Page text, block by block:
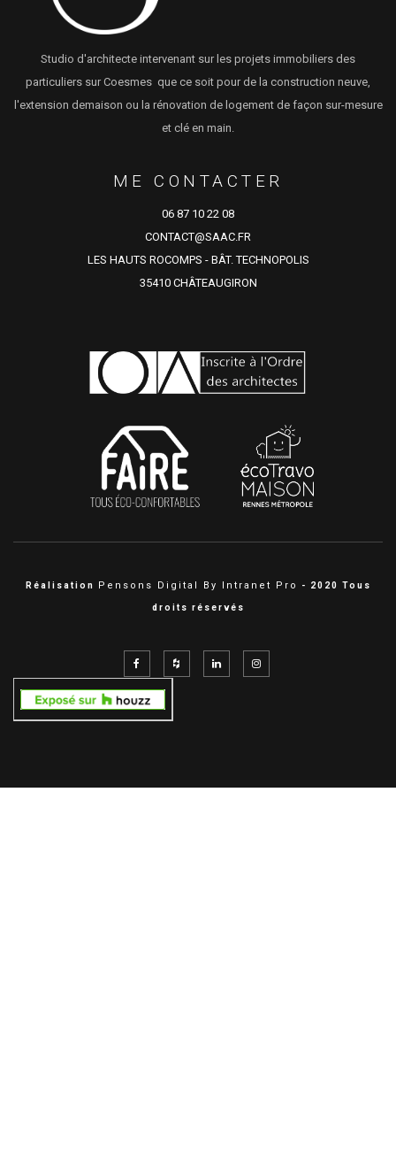
Studio d'architecte intervenant sur les projets immobiliers des
particuliers sur Coesmes que ce soit pour de la construction neuve,
l'extension demaison ou la rénovation de logement de façon sur-mesure
et clé en main.
ME CONTACTER
06 87 10 22 08
CONTACT@SAAC.FR
LES HAUTS ROCOMPS - BÂT. TECHNOPOLIS
35410 CHÂTEAUGIRON
Réalisation Pensons Digital By Intranet Pro - 2020 Tous
droits réservés